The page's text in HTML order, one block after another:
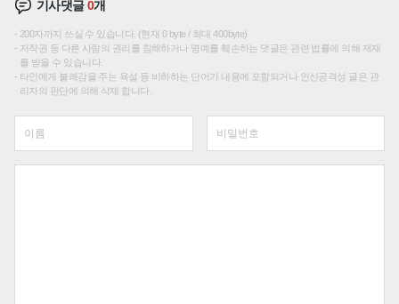
기사댓글0개
200자까지 쓰실 수 있습니다. (현재 0 byte / 최대 400byte)
저작권 등 다른 사람의 권리를 침해하거나 명예를 훼손하는 댓글은 관련 법률에 의해 제재
를 받을 수 있습니다.
타인에게 불쾌감을 주는 욕설 등 비하하는 단어가 내용에 포함되거나 인신공격성 글은 관
리자의 판단에 의해 삭제 합니다.